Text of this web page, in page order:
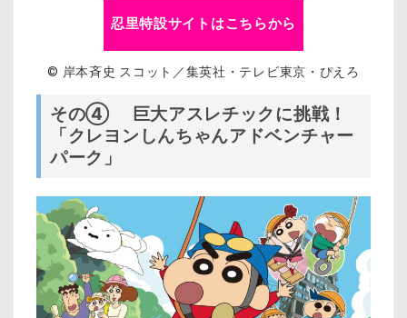
忍里特設サイトはこちらから
© 岸本斉史 スコット／集英社・テレビ東京・ぴえろ
その④ 巨大アスレチックに挑戦！
「クレヨンしんちゃんアドベンチャー
パーク」